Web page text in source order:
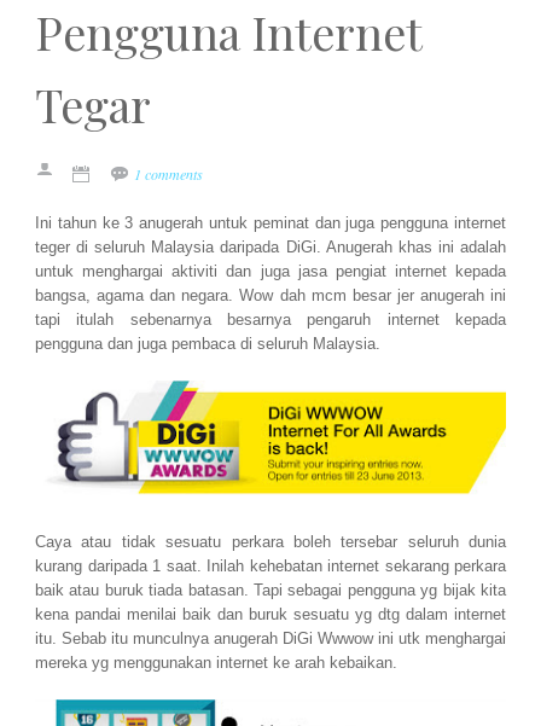
Pengguna Internet
Tegar
1 comments
Ini tahun ke 3 anugerah untuk peminat dan juga pengguna internet
teger di seluruh Malaysia daripada DiGi. Anugerah khas ini adalah
untuk menghargai aktiviti dan juga jasa pengiat internet kepada
bangsa, agama dan negara. Wow dah mcm besar jer anugerah ini
tapi itulah sebenarnya besarnya pengaruh internet kepada
pengguna dan juga pembaca di seluruh Malaysia.
Caya atau tidak sesuatu perkara boleh tersebar seluruh dunia
kurang daripada 1 saat. Inilah kehebatan internet sekarang perkara
baik atau buruk tiada batasan. Tapi sebagai pengguna yg bijak kita
kena pandai menilai baik dan buruk sesuatu yg dtg dalam internet
itu. Sebab itu munculnya anugerah DiGi Wwwow ini utk menghargai
mereka yg menggunakan internet ke arah kebaikan.